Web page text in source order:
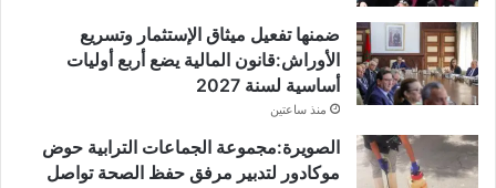
ضمنها تفعيل ميثاق الإستثمار وتسريع
الأوراش:قانون المالية يضع أربع أوليات
أساسية لسنة 2027
منذ ساعتين
الصويرة:مجموعة الجماعات الترابية حوض
موكادور لتدبير مرفق حفظ الصحة تواصل